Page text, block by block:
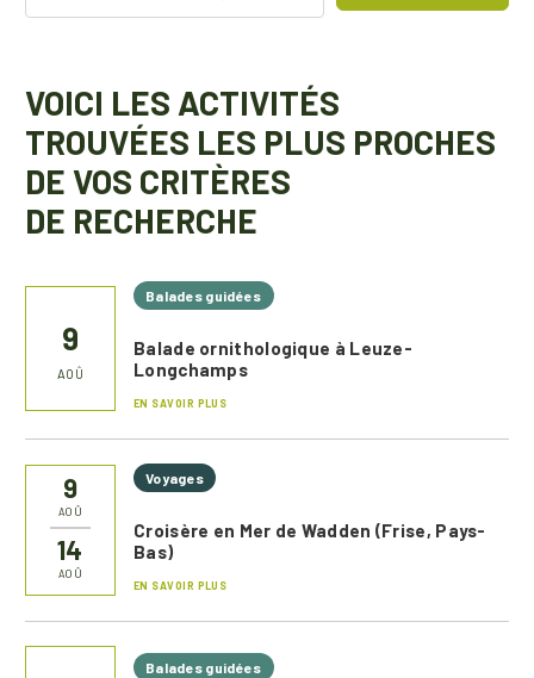
VOICI LES ACTIVITÉS
TROUVÉES LES PLUS PROCHES
DE VOS CRITÈRES
DE RECHERCHE
9
AOÛ
Balades guidées
Balade ornithologique à Leuze-
Longchamps
EN SAVOIR PLUS
9
AOÛ
14
AOÛ
Voyages
Croisère en Mer de Wadden (Frise, Pays-
Bas)
EN SAVOIR PLUS
Balades guidées